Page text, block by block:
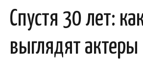
Спустя 30 лет:
выглядят актеры